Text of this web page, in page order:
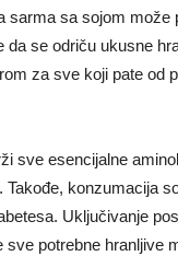
sarma sa sojom
da se odriču ukusne
za sve koji pate od
sve esencijalne
Takođe, konzumacija
Uključivanje
potrebne hranljive